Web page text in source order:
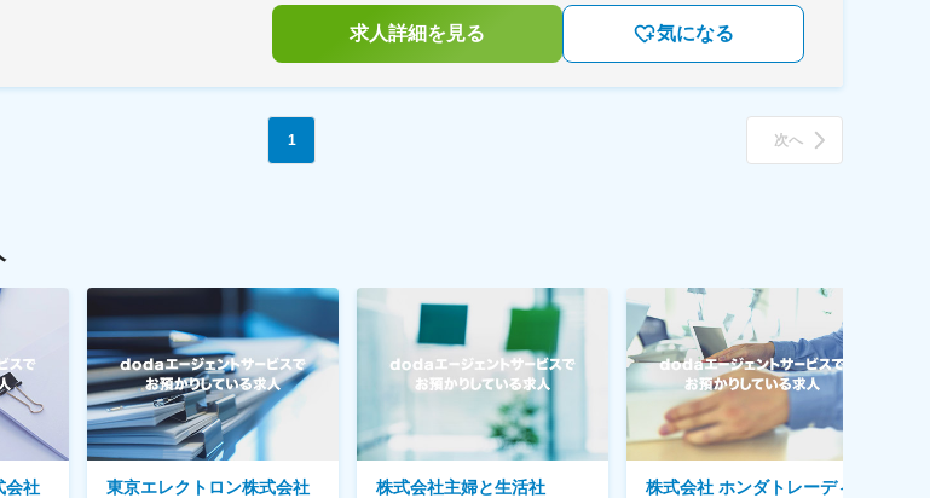
求人詳細を見る 気になる
1 次へ
会社 東京エレクトロン株式会社 株式会社主婦と生活社
株式会社 ホンダトレーディ